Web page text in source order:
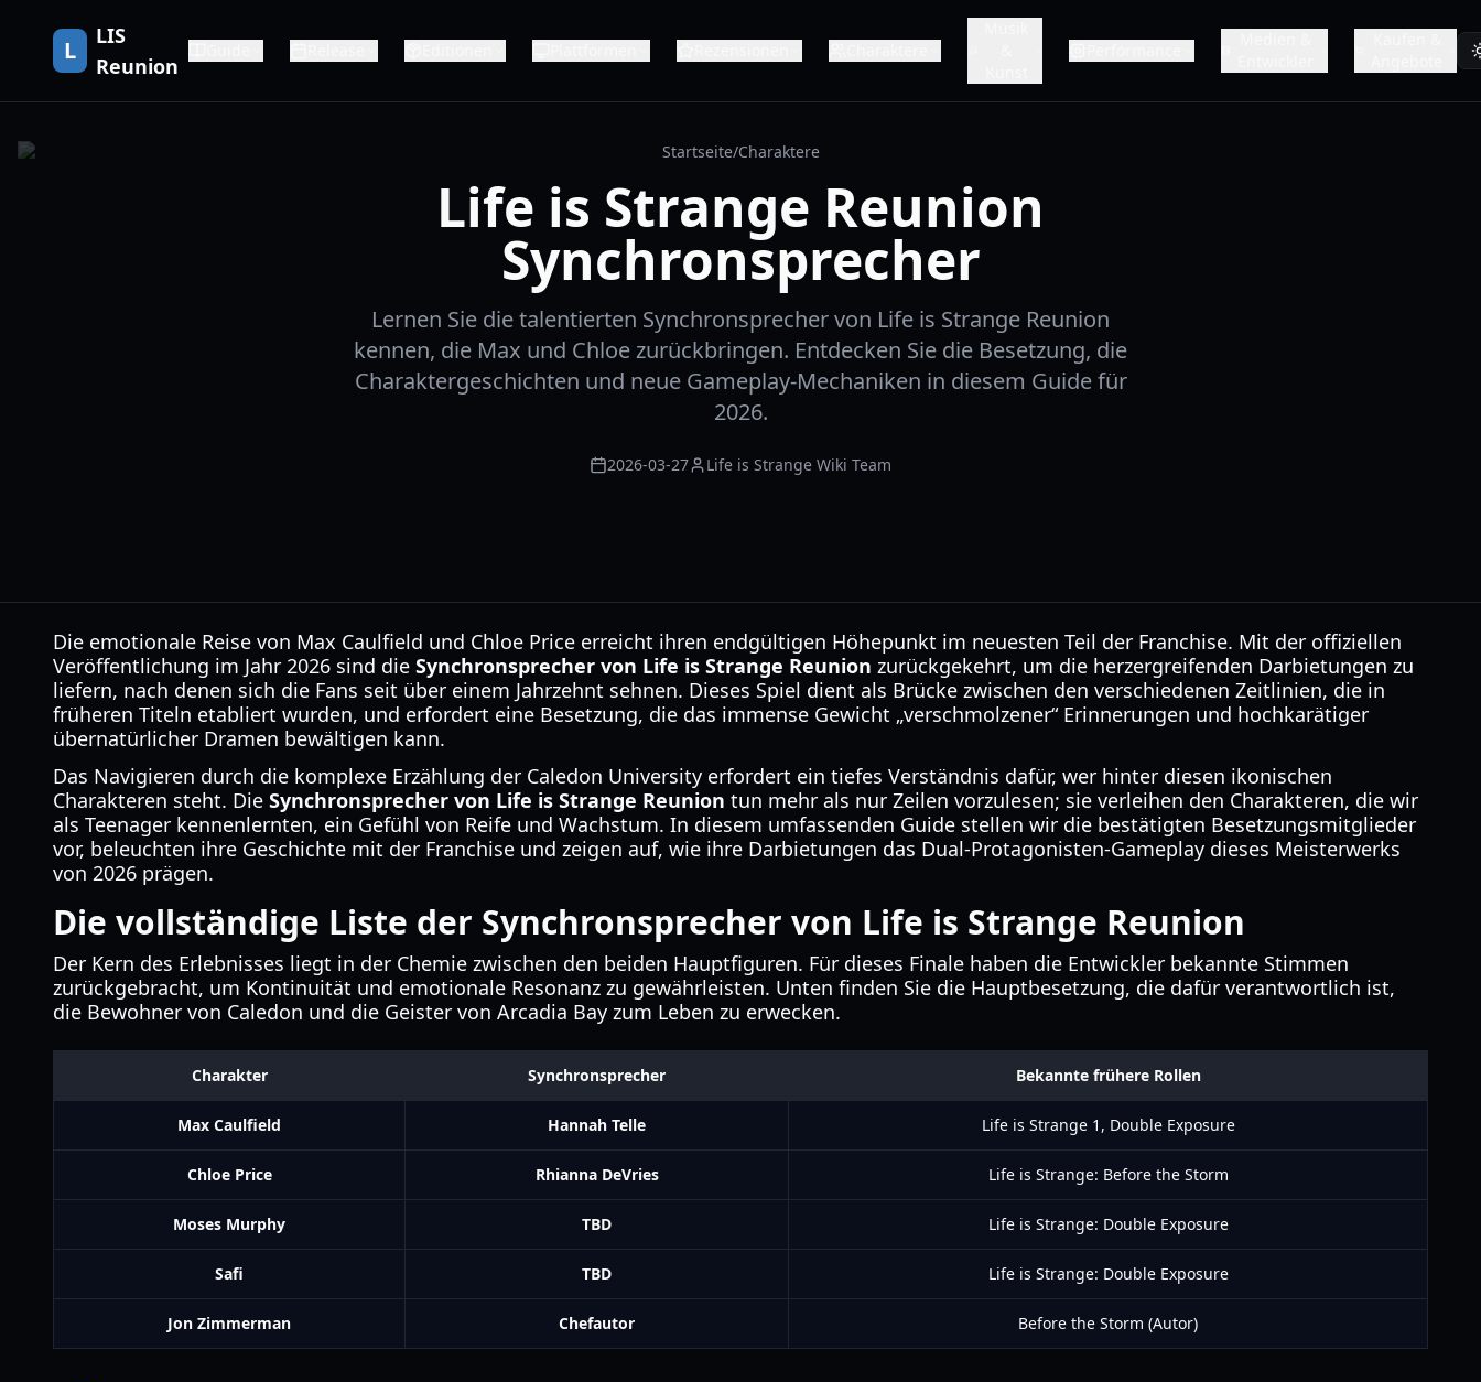
L
LIS
Reunion
Startseite/Charaktere
Life is Strange Reunion
Synchronsprecher
Lernen Sie die talentierten Synchronsprecher von Life is Strange Reunion
kennen, die Max und Chloe zurückbringen. Entdecken Sie die Besetzung, die
Charaktergeschichten und neue Gameplay-Mechaniken in diesem Guide für
2026.
2026-03-27 Life is Strange Wiki Team
Die emotionale Reise von Max Caulfield und Chloe Price erreicht ihren endgültigen Höhepunkt im neuesten Teil der Franchise. Mit der offiziellen
Veröffentlichung im Jahr 2026 sind die Synchronsprecher von Life is Strange Reunion zurückgekehrt, um die herzergreifenden Darbietungen zu
liefern, nach denen sich die Fans seit über einem Jahrzehnt sehnen. Dieses Spiel dient als Brücke zwischen den verschiedenen Zeitlinien, die in
früheren Titeln etabliert wurden, und erfordert eine Besetzung, die das immense Gewicht „verschmolzener“ Erinnerungen und hochkarätiger
übernatürlicher Dramen bewältigen kann.
Das Navigieren durch die komplexe Erzählung der Caledon University erfordert ein tiefes Verständnis dafür, wer hinter diesen ikonischen
Charakteren steht. Die Synchronsprecher von Life is Strange Reunion tun mehr als nur Zeilen vorzulesen; sie verleihen den Charakteren, die wir
als Teenager kennenlernten, ein Gefühl von Reife und Wachstum. In diesem umfassenden Guide stellen wir die bestätigten Besetzungsmitglieder
vor, beleuchten ihre Geschichte mit der Franchise und zeigen auf, wie ihre Darbietungen das Dual-Protagonisten-Gameplay dieses Meisterwerks
von 2026 prägen.
Die vollständige Liste der Synchronsprecher von Life is Strange Reunion
Der Kern des Erlebnisses liegt in der Chemie zwischen den beiden Hauptfiguren. Für dieses Finale haben die Entwickler bekannte Stimmen
zurückgebracht, um Kontinuität und emotionale Resonanz zu gewährleisten. Unten finden Sie die Hauptbesetzung, die dafür verantwortlich ist,
die Bewohner von Caledon und die Geister von Arcadia Bay zum Leben zu erwecken.
Charakter Synchronsprecher Bekannte frühere Rollen
Max Caulfield Hannah Telle Life is Strange 1, Double Exposure
Chloe Price Rhianna DeVries Life is Strange: Before the Storm
Moses Murphy TBD Life is Strange: Double Exposure
Safi TBD Life is Strange: Double Exposure
Jon Zimmerman Chefautor Before the Storm (Autor)